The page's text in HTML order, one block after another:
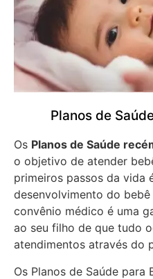
Planos de
Os Planos de Saúde
o objetivo de atender
primeiros passos da vida
desenvolvimento do
convênio médico é uma
ao seu filho de que tudo
atendimentos através do
Os Planos de Saúde para